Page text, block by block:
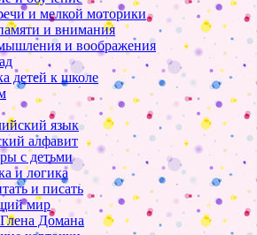
и мелкой моторики
и внимания
и воображения
детей к школе
язык
алфавит
с детьми
и логика
и писать
мир
Домана